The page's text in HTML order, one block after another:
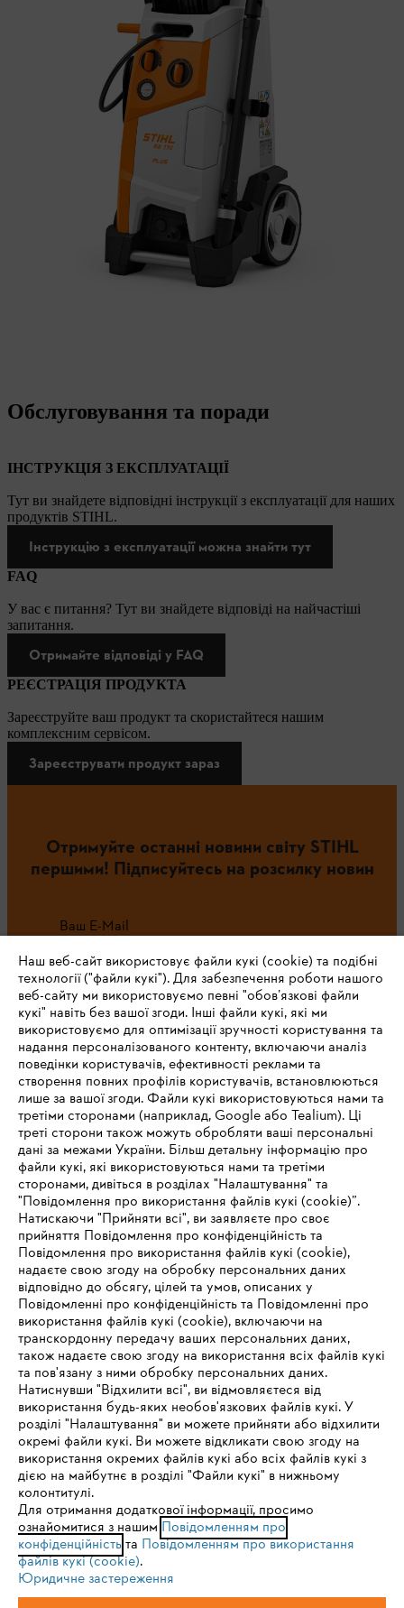
Обслуговування та поради
ІНСТРУКЦІЯ З ЕКСПЛУАТАЦІЇ
Тут ви знайдете відповідні інструкції з експлуатації для наших
продуктів STIHL.
Інструкцію з експлуатації можна знайти тут
FAQ
У вас є питання? Тут ви знайдете відповіді на найчастіші
запитання.
Отримайте відповіді у FAQ
РЕЄСТРАЦІЯ ПРОДУКТА
Зареєструйте ваш продукт та скористайтеся нашим
комплексним сервісом.
Зареєструвати продукт зараз
Отримуйте останні новини світу STIHL
першими! Підписуйтесь на розсилку новин
Ваш E-Mail
Зареєструватись зараз
#STIHL
Про компанію STIHL
Запитання та відповіді
Сервіс
Політика конфіденційності Вихідні дані Cookies
Юридична інформація
IHR BROWSER WIRD NICHT
UNTERSTÜTZT
Sie nutzen einen Browser, den wir noch nicht unterstützen. Für
eine optimale Nutzung unserer Seite empfehlen wir Ihnen, zu
einem der folgenden Browser zu wechseln:
Firefox Chrome
Наш веб-сайт використовує файли кукі (cookie) та подібні
технології ("файли кукі"). Для забезпечення роботи нашого
веб-сайту ми використовуємо певні "обов’язкові файли
кукі" навіть без вашої згоди. Інші файли кукі, які ми
використовуємо для оптимізації зручності користування та
надання персоналізованого контенту, включаючи аналіз
поведінки користувачів, ефективності реклами та
створення повних профілів користувачів, встановлюються
лише за вашої згоди. Файли кукі використовуються нами та
третіми сторонами (наприклад, Google або Tealium). Ці
треті сторони також можуть обробляти ваші персональні
дані за межами України. Більш детальну інформацію про
файли кукі, які використовуються нами та третіми
сторонами, дивіться в розділах "Налаштування" та
"Повідомлення про використання файлів кукі (cookie)”.
Натискаючи "Прийняти всі", ви заявляєте про своє
прийняття Повідомлення про конфіденційність та
Повідомлення про використання файлів кукі (cookie),
надаєте свою згоду на обробку персональних даних
відповідно до обсягу, цілей та умов, описаних у
Повідомленні про конфіденційність та Повідомленні про
використання файлів кукі (cookie), включаючи на
транскордонну передачу ваших персональних даних,
також надаєте свою згоду на використання всіх файлів кукі
та пов'язану з ними обробку персональних даних.
Натиснувши "Відхилити всі", ви відмовляєтеся від
використання будь-яких необов'язкових файлів кукі. У
розділі "Налаштування" ви можете прийняти або відхилити
окремі файли кукі. Ви можете відкликати свою згоду на
використання окремих файлів кукі або всіх файлів кукі з
дією на майбутнє в розділі "Файли кукі" в нижньому
колонтитулі.
Для отримання додаткової інформації, просимо
ознайомитися з нашим Повідомленням про
конфіденційністьта Повідомленням про використання
файлів кукі (cookie).
Юридичне застереження